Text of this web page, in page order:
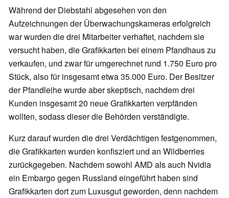
Während der Diebstahl abgesehen von den
Aufzeichnungen der Überwachungskameras erfolgreich
war wurden die drei Mitarbeiter verhaftet, nachdem sie
versucht haben, die Grafikkarten bei einem Pfandhaus zu
verkaufen, und zwar für umgerechnet rund 1.750 Euro pro
Stück, also für insgesamt etwa 35.000 Euro. Der Besitzer
der Pfandleihe wurde aber skeptisch, nachdem drei
Kunden insgesamt 20 neue Grafikkarten verpfänden
wollten, sodass dieser die Behörden verständigte.
Kurz darauf wurden die drei Verdächtigen festgenommen,
die Grafikkarten wurden konfisziert und an Wildberries
zurückgegeben. Nachdem sowohl AMD als auch Nvidia
ein Embargo gegen Russland eingeführt haben sind
Grafikkarten dort zum Luxusgut geworden, denn nachdem